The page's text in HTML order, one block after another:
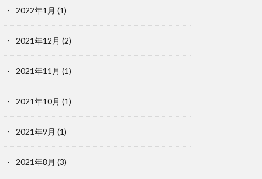
2022年1月 (1)
2021年12月 (2)
2021年11月 (1)
2021年10月 (1)
2021年9月 (1)
2021年8月 (3)